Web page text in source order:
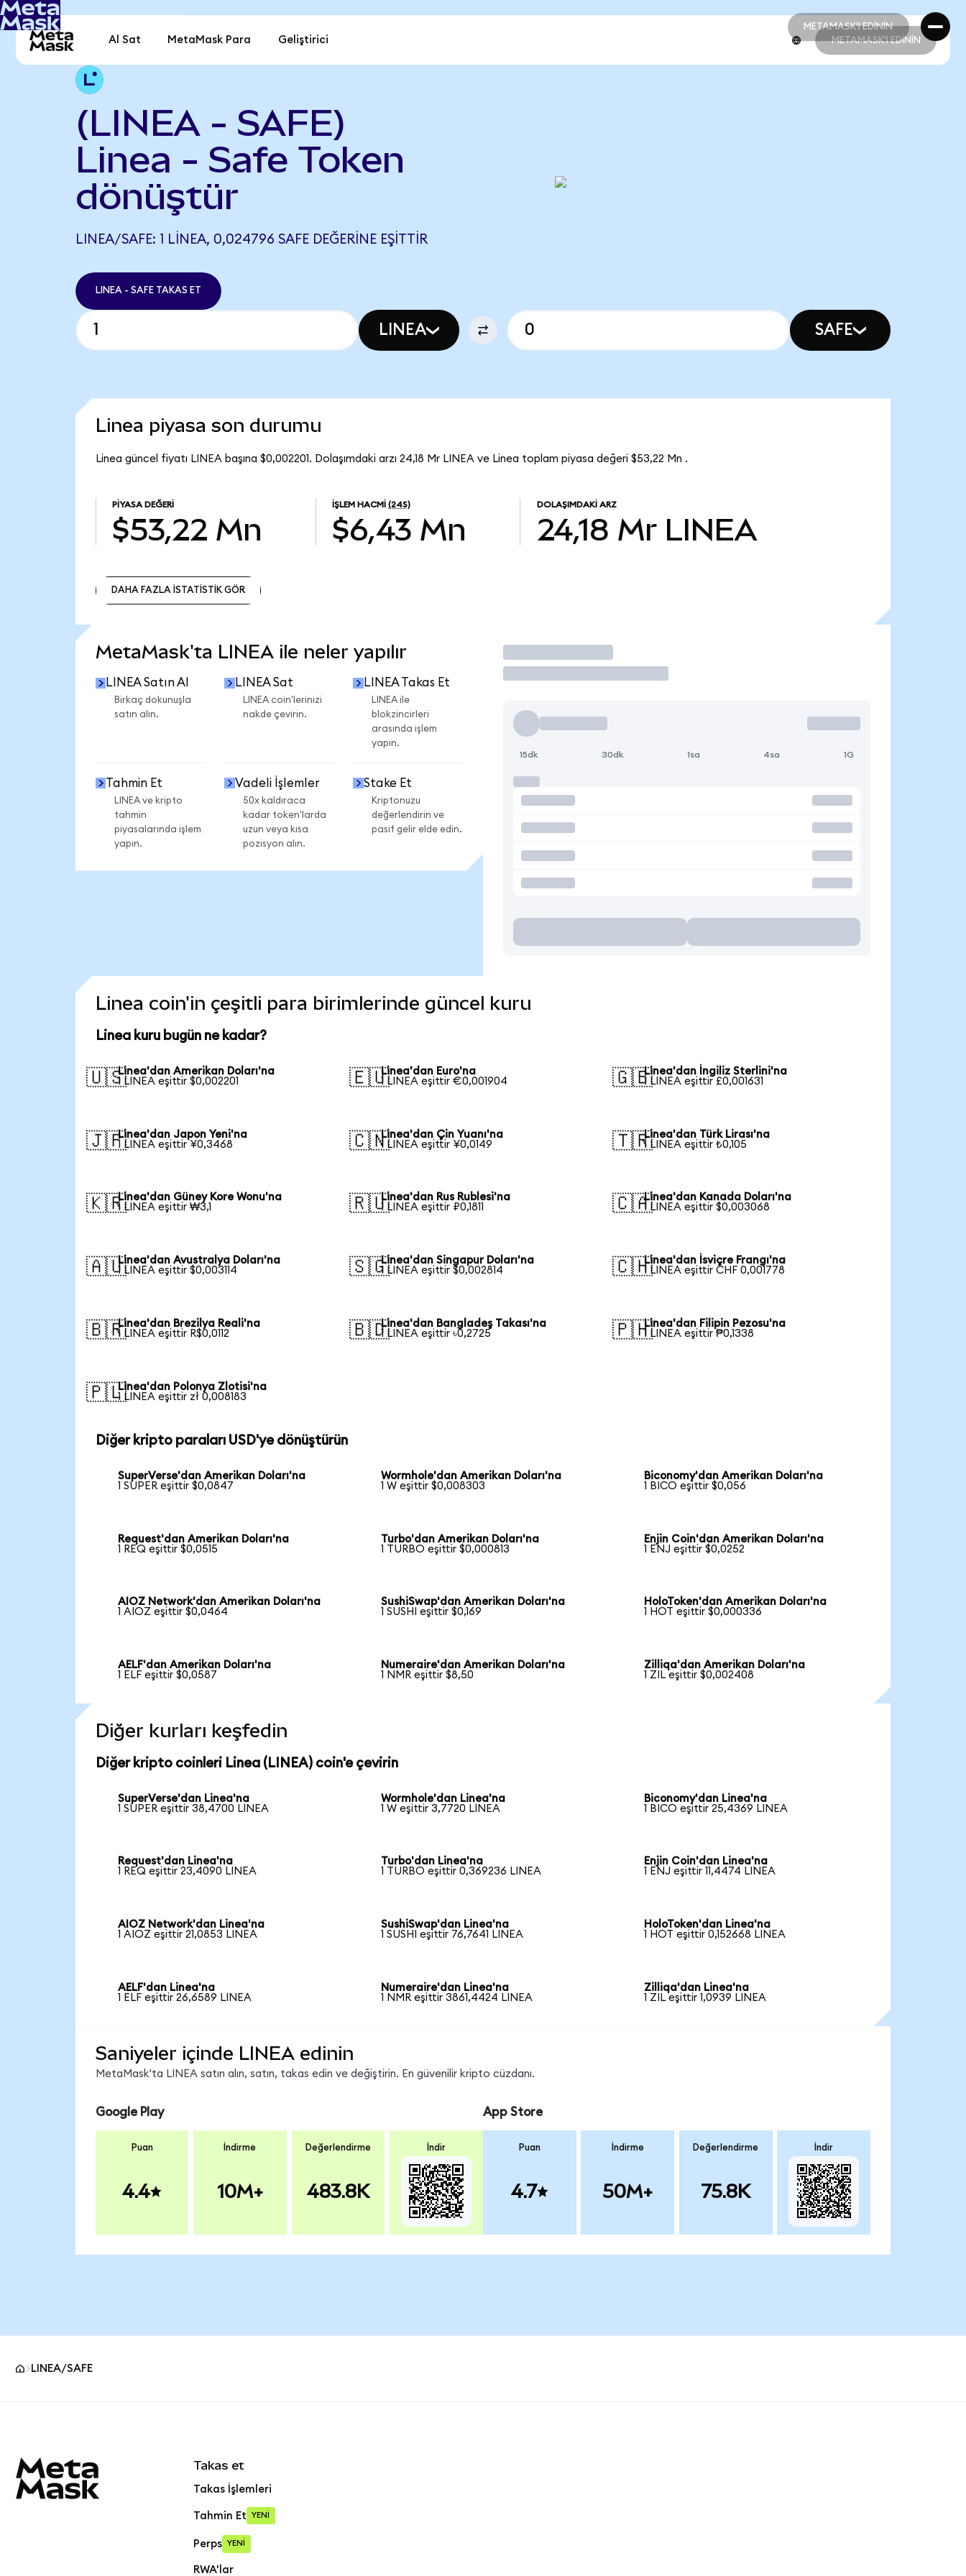
METAMASK'I EDİNİN
METAMASK'I EDİNİN
Al Sat MetaMask Para Geliştirici METAMASK'I EDİNİN
(LINEA - SAFE)
Linea - Safe Token
dönüştür
LINEA/SAFE: 1 LINEA, 0,024796 SAFE DEĞERINE EŞITTIR
LINEA - SAFE TAKAS ET
LINEA SAFE
Linea piyasa son durumu
Linea güncel fiyatı LINEA başına $0,002201. Dolaşımdaki arzı 24,18 Mr LINEA ve Linea toplam piyasa değeri $53,22 Mn .
PIYASA DEĞERI
$53,22 Mn
İŞLEM HACMI (24S)
$6,43 Mn
DOLAŞIMDAKI ARZ
24,18 Mr LINEA
DAHA FAZLA İSTATİSTİK GÖR
MetaMask'ta LINEA ile neler yapılır
LINEA Satın Al
Birkaç dokunuşla
satın alın.
LINEA Sat
LINEA coin'lerinizi
nakde çevirin.
LINEA Takas Et
LINEA ile
blokzincirleri
arasında işlem
yapın.
Tahmin Et
LINEA ve kripto
tahmin
piyasalarında işlem
yapın.
Vadeli İşlemler
50x kaldıraca
kadar token'larda
uzun veya kısa
pozisyon alın.
Stake Et
Kriptonuzu
değerlendirin ve
pasif gelir elde edin.
İşlem Yap
15dk 30dk 1sa 4sa 1G
Linea coin'in çeşitli para birimlerinde güncel kuru
Linea kuru bugün ne kadar?
🇺🇸Linea'dan Amerikan Doları'na
1 LINEA eşittir $0,002201
🇪🇺Linea'dan Euro'na
1 LINEA eşittir €0,001904
🇬🇧Linea'dan İngiliz Sterlini'na
1 LINEA eşittir £0,001631
🇯🇵Linea'dan Japon Yeni'na
1 LINEA eşittir ¥0,3468
🇨🇳Linea'dan Çin Yuanı'na
1 LINEA eşittir ¥0,0149
🇹🇷Linea'dan Türk Lirası'na
1 LINEA eşittir ₺0,105
🇰🇷Linea'dan Güney Kore Wonu'na
1 LINEA eşittir ₩3,1
🇷🇺Linea'dan Rus Rublesi'na
1 LINEA eşittir ₽0,1811
🇨🇦Linea'dan Kanada Doları'na
1 LINEA eşittir $0,003068
🇦🇺Linea'dan Avustralya Doları'na
1 LINEA eşittir $0,003114
🇸🇬Linea'dan Singapur Doları'na
1 LINEA eşittir $0,002814
🇨🇭Linea'dan İsviçre Frangı'na
1 LINEA eşittir CHF 0,001778
🇧🇷Linea'dan Brezilya Reali'na
1 LINEA eşittir R$0,0112
🇧🇩Linea'dan Bangladeş Takası'na
1 LINEA eşittir ৳0,2725
🇵🇭Linea'dan Filipin Pezosu'na
1 LINEA eşittir ₱0,1338
🇵🇱Linea'dan Polonya Zlotisi'na
1 LINEA eşittir zł 0,008183
Diğer kripto paraları USD'ye dönüştürün
SuperVerse'dan Amerikan Doları'na
1 SUPER eşittir $0,0847
Wormhole'dan Amerikan Doları'na
1 W eşittir $0,008303
Biconomy'dan Amerikan Doları'na
1 BICO eşittir $0,056
Request'dan Amerikan Doları'na
1 REQ eşittir $0,0515
Turbo'dan Amerikan Doları'na
1 TURBO eşittir $0,000813
Enjin Coin'dan Amerikan Doları'na
1 ENJ eşittir $0,0252
AIOZ Network'dan Amerikan Doları'na
1 AIOZ eşittir $0,0464
SushiSwap'dan Amerikan Doları'na
1 SUSHI eşittir $0,169
HoloToken'dan Amerikan Doları'na
1 HOT eşittir $0,000336
AELF'dan Amerikan Doları'na
1 ELF eşittir $0,0587
Numeraire'dan Amerikan Doları'na
1 NMR eşittir $8,50
Zilliqa'dan Amerikan Doları'na
1 ZIL eşittir $0,002408
Diğer kurları keşfedin
Diğer kripto coinleri Linea (LINEA) coin'e çevirin
SuperVerse'dan Linea'na
1 SUPER eşittir 38,4700 LINEA
Wormhole'dan Linea'na
1 W eşittir 3,7720 LINEA
Biconomy'dan Linea'na
1 BICO eşittir 25,4369 LINEA
Request'dan Linea'na
1 REQ eşittir 23,4090 LINEA
Turbo'dan Linea'na
1 TURBO eşittir 0,369236 LINEA
Enjin Coin'dan Linea'na
1 ENJ eşittir 11,4474 LINEA
AIOZ Network'dan Linea'na
1 AIOZ eşittir 21,0853 LINEA
SushiSwap'dan Linea'na
1 SUSHI eşittir 76,7641 LINEA
HoloToken'dan Linea'na
1 HOT eşittir 0,152668 LINEA
AELF'dan Linea'na
1 ELF eşittir 26,6589 LINEA
Numeraire'dan Linea'na
1 NMR eşittir 3861,4424 LINEA
Zilliqa'dan Linea'na
1 ZIL eşittir 1,0939 LINEA
Saniyeler içinde LINEA edinin
MetaMask'ta LINEA satın alın, satın, takas edin ve değiştirin. En güvenilir kripto cüzdanı.
Google Play
Puan
4.4
İndirme
10M+
Değerlendirme
483.8K
İndir
App Store
Puan
4.7
İndirme
50M+
Değerlendirme
75.8K
İndir
LINEA/SAFE
Takas et
Takas İşlemleri
Tahmin Et YENİ
Perps YENİ
RWA'lar